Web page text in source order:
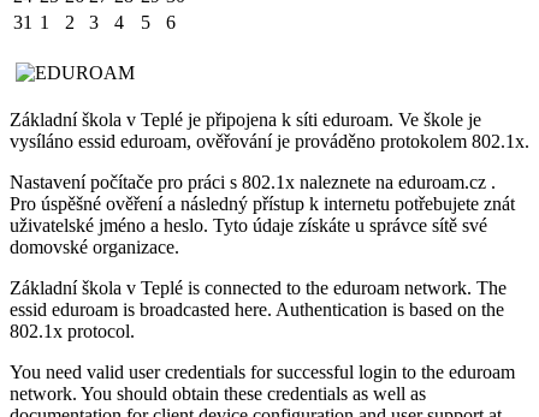
31 1 2 3 4 5 6
Základní škola v Teplé je připojena k síti eduroam. Ve škole je
vysíláno essid eduroam, ověřování je prováděno protokolem 802.1x.
Nastavení počítače pro práci s 802.1x naleznete na eduroam.cz .
Pro úspěšné ověření a následný přístup k internetu potřebujete znát
uživatelské jméno a heslo. Tyto údaje získáte u správce sítě své
domovské organizace.
Základní škola v Teplé is connected to the eduroam network. The
essid eduroam is broadcasted here. Authentication is based on the
802.1x protocol.
You need valid user credentials for successful login to the eduroam
network. You should obtain these credentials as well as